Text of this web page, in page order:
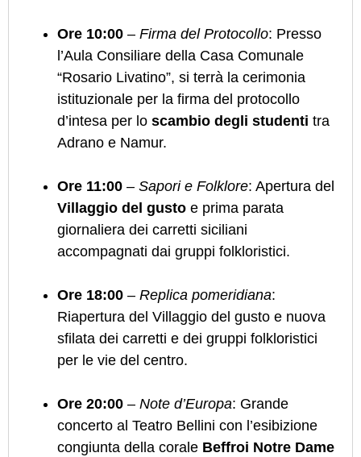
Ore 10:00 – Firma del Protocollo: Presso
l’Aula Consiliare della Casa Comunale
“Rosario Livatino”, si terrà la cerimonia
istituzionale per la firma del protocollo
d’intesa per lo scambio degli studenti tra
Adrano e Namur.
Ore 11:00 – Sapori e Folklore: Apertura del
Villaggio del gusto e prima parata
giornaliera dei carretti siciliani
accompagnati dai gruppi folkloristici.
Ore 18:00 – Replica pomeridiana:
Riapertura del Villaggio del gusto e nuova
sfilata dei carretti e dei gruppi folkloristici
per le vie del centro.
Ore 20:00 – Note d’Europa: Grande
concerto al Teatro Bellini con l’esibizione
congiunta della corale Beffroi Notre Dame